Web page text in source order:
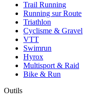
Trail Running
Running sur Route
Triathlon
Cyclisme & Gravel
VTT
Swimrun
Hyrox
Multisport & Raid
Bike & Run
Outils